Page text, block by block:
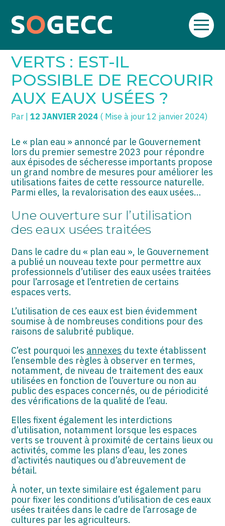
Aller
SOGECC – Coignières
SOGECC – Noisy
SOGECC – République
SOGECC – Turbigo
TPE/PME
COMMERÇANTS
GROUPE
SCI / LMNP
PROFESSIONS LIBÉRALES
HOLDING
PARTICULIERS
EXPATRIÉ NON RÉSIDANT
ASSOCIATIONS
START-UP
SECTEUR AUDIOVISUEL
Créer et reprendre une activité
Gérer votre quotidien
Piloter votre entreprise
Développer votre entreprise
Construire votre patrimoine
Être prêt pour la facturation
électronique
ARROSAGE DES ESPACE
VERTS : EST-IL
POSSIBLE DE RECOURIR
AUX EAUX USÉES ?
Par |12 JANVIER 2024 ( Mise à jour 12 janvier 2024)
Le « plan eau » annoncé par le Gouvernement
lors du premier semestre 2023 pour répondre
aux épisodes de sécheresse importants propose
un grand nombre de mesures pour améliorer les
utilisations faites de cette ressource naturelle.
Parmi elles, la revalorisation des eaux usées…
Une ouverture sur l’utilisation
des eaux usées traitées
Dans le cadre du « plan eau », le Gouvernement
a publié un nouveau texte pour permettre aux
professionnels d’utiliser des eaux usées traitées
pour l’arrosage et l’entretien de certains
espaces verts.
L’utilisation de ces eaux est bien évidemment
soumise à de nombreuses conditions pour des
raisons de salubrité publique.
C’est pourquoi les annexes du texte établissent
l’ensemble des règles à observer en termes,
notamment, de niveau de traitement des eaux
utilisées en fonction de l’ouverture ou non au
public des espaces concernés, ou de périodicité
des vérifications de la qualité de l’eau.
Elles fixent également les interdictions
d’utilisation, notamment lorsque les espaces
verts se trouvent à proximité de certains lieux ou
activités, comme les plans d’eau, les zones
d’activités nautiques ou d’abreuvement de
bétail.
À noter, un texte similaire est également paru
pour fixer les conditions d’utilisation de ces eaux
usées traitées dans le cadre de l’arrosage de
cultures par les agriculteurs.